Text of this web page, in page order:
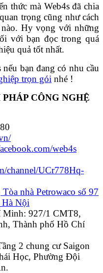
thức mà Web4s đã chia
trọng cũng như cách
Hy vọng với những
với bạn đọc trong quá
quả tốt nhất.
bạn đang có nhu cầu
trọn gói nhé !
CÔNG NGHỆ
web4s
channel/UCr778Hq-
nhà Petrowaco số 97
Nội
Minh: 927/1 CMT8,
Thành phố Hồ Chí
2 chung cư Saigon
Học, Phường Đội